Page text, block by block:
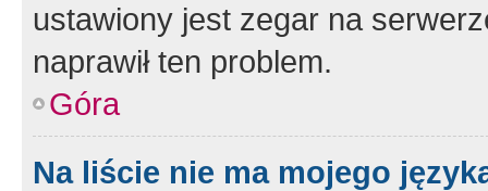
ustawiony jest zegar na
naprawił ten problem.
Góra
Na liście nie ma mojego